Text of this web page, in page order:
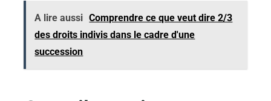
A lire aussi Comprendre ce que veut dire 2/3
des droits indivis dans le cadre d'une
succession